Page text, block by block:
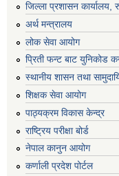
जिल्ला प्रशासन कार्यालय,
अर्थ मन्त्रालय
लोक सेवा आयोग
प्रिती फन्ट बाट युनिकोड
स्थानीय शासन तथा
शिक्षक सेवा आयोग
पाठ्यक्रम विकास केन्द्र
राष्ट्रिय परीक्षा बोर्ड
नेपाल कानुन आयोग
कर्णाली प्रदेश पोर्टल